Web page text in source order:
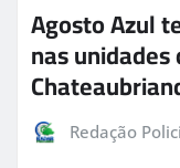
Agosto Azul
nas
Redação